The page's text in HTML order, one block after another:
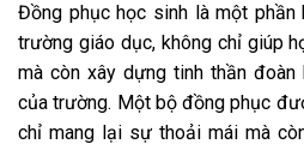
Đồng phục học sinh là một phần
trường giáo dục, không chỉ giúp
mà còn xây dựng tinh thần
của trường. Một bộ đồng phục
chỉ mang lại sự thoải mái mà